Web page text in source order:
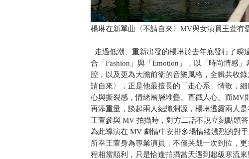
楊琳在新單曲〈不請自來〉MV與女演員王萱有
走過低潮、重新出發的楊琳於去年底發行了暌
合「Fashion」與「Emotion」，以「時尚情感
腔，以及更為大膽前衛的音樂風格，全輯共收
請自來〉，正是他最擅長的「走心系」情歌，
心與撕裂感，情緒層層堆疊、直戳人心。而
再添重量，談起兩人結識淵源，楊琳透露兩人
王萱參與 MV 拍攝時，對方二話不說立刻點頭
為此導演在 MV 劇情中安排多場情緒濃烈的對
所幸王萱身為專業演員，不僅哭戲一次到位，
程相當順利，只是恰逢拍攝當天遇到超級寒流